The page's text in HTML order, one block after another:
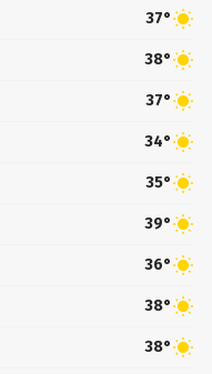
37°
38°
37°
34°
35°
39°
36°
38°
38°